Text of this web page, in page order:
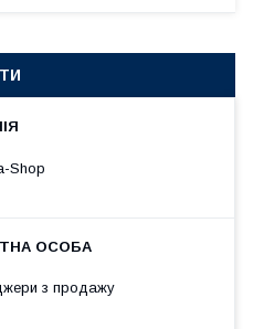
Shop
з продажу